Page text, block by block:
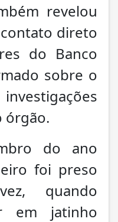
revelou
direto
do Banco
sobre o
órgão.
do ano
foi preso
quando
em jatinho